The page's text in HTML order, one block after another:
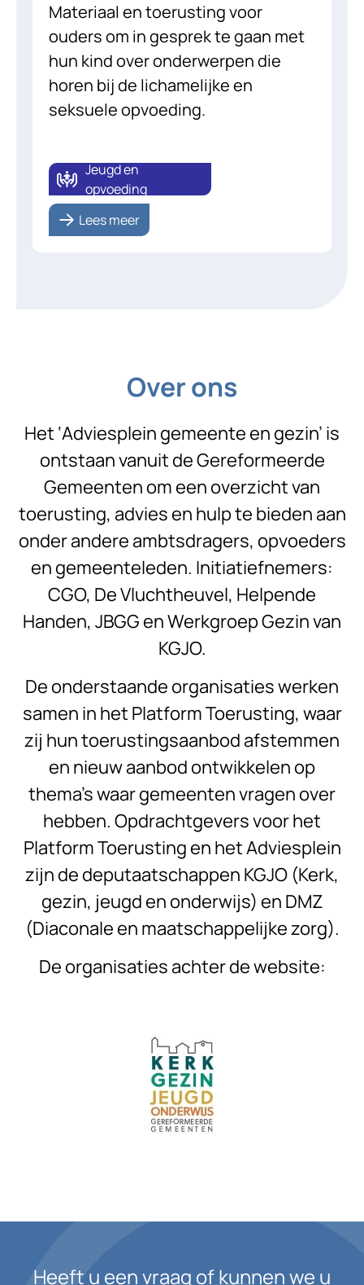
Materiaal en toerusting voor
ouders om in gesprek te gaan met
hun kind over onderwerpen die
horen bij de lichamelijke en
seksuele opvoeding.
Jeugd en
opvoeding
Lees meer
Over ons
Het ‘Adviesplein gemeente en gezin’ is
ontstaan vanuit de Gereformeerde
Gemeenten om een overzicht van
toerusting, advies en hulp te bieden aan
onder andere ambtsdragers, opvoeders
en gemeenteleden. Initiatiefnemers:
CGO, De Vluchtheuvel, Helpende
Handen, JBGG en Werkgroep Gezin van
KGJO.
De onderstaande organisaties werken
samen in het Platform Toerusting, waar
zij hun toerustingsaanbod afstemmen
en nieuw aanbod ontwikkelen op
thema’s waar gemeenten vragen over
hebben. Opdrachtgevers voor het
Platform Toerusting en het Adviesplein
zijn de deputaatschappen KGJO (Kerk,
gezin, jeugd en onderwijs) en DMZ
(Diaconale en maatschappelijke zorg).
De organisaties achter de website:
Heeft u een vraag of kunnen we u